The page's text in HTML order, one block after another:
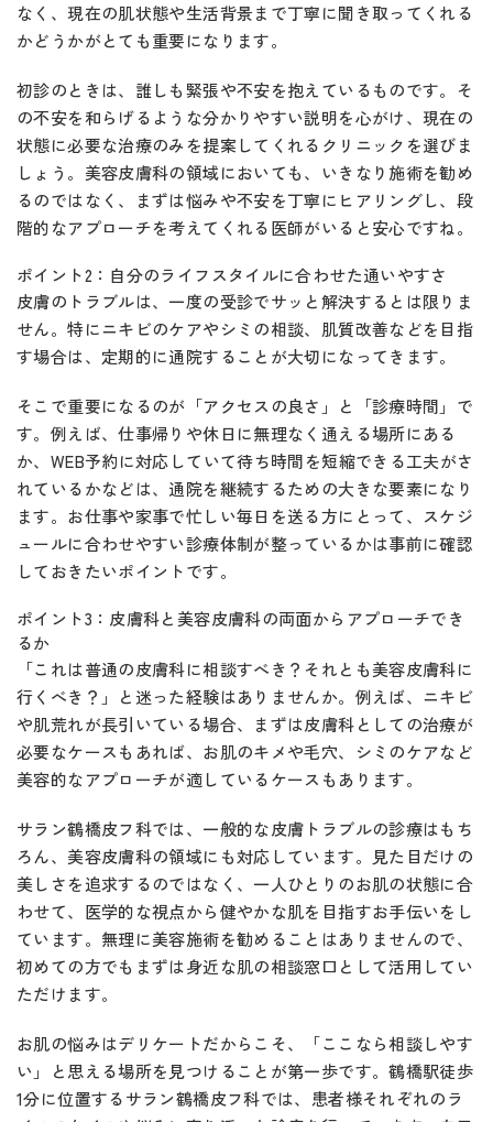
なく、現在の肌状態や生活背景まで丁寧に聞き取ってくれる
かどうかがとても重要になります。
初診のときは、誰しも緊張や不安を抱えているものです。そ
の不安を和らげるような分かりやすい説明を心がけ、現在の
状態に必要な治療のみを提案してくれるクリニックを選びま
しょう。美容皮膚科の領域においても、いきなり施術を勧め
るのではなく、まずは悩みや不安を丁寧にヒアリングし、段
階的なアプローチを考えてくれる医師がいると安心ですね。
ポイント2：自分のライフスタイルに合わせた通いやすさ
皮膚のトラブルは、一度の受診でサッと解決するとは限りま
せん。特にニキビのケアやシミの相談、肌質改善などを目指
す場合は、定期的に通院することが大切になってきます。
そこで重要になるのが「アクセスの良さ」と「診療時間」で
す。例えば、仕事帰りや休日に無理なく通える場所にある
か、WEB予約に対応していて待ち時間を短縮できる工夫がさ
れているかなどは、通院を継続するための大きな要素になり
ます。お仕事や家事で忙しい毎日を送る方にとって、スケジ
ュールに合わせやすい診療体制が整っているかは事前に確認
しておきたいポイントです。
ポイント3：皮膚科と美容皮膚科の両面からアプローチでき
るか
「これは普通の皮膚科に相談すべき？それとも美容皮膚科に
行くべき？」と迷った経験はありませんか。例えば、ニキビ
や肌荒れが長引いている場合、まずは皮膚科としての治療が
必要なケースもあれば、お肌のキメや毛穴、シミのケアなど
美容的なアプローチが適しているケースもあります。
サラン鶴橋皮フ科では、一般的な皮膚トラブルの診療はもち
ろん、美容皮膚科の領域にも対応しています。見た目だけの
美しさを追求するのではなく、一人ひとりのお肌の状態に合
わせて、医学的な視点から健やかな肌を目指すお手伝いをし
ています。無理に美容施術を勧めることはありませんので、
初めての方でもまずは身近な肌の相談窓口として活用してい
ただけます。
お肌の悩みはデリケートだからこそ、「ここなら相談しやす
い」と思える場所を見つけることが第一歩です。鶴橋駅徒歩
1分に位置するサラン鶴橋皮フ科では、患者様それぞれのラ